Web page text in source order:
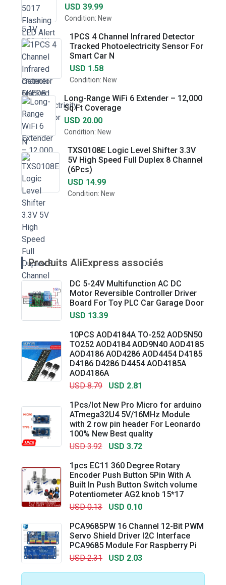
USD 39.99
Condition: New
1PCS 4 Channel Infrared Detector
Tracked Photoelectricity Sensor For
Smart Car N
USD 1.58
Condition: New
Long-Range WiFi 6 Extender – 12,000
Sq Ft Coverage
USD 20.00
Condition: New
TXS0108E Logic Level Shifter 3.3V
5V High Speed Full Duplex 8 Channel
(6Pcs)
USD 14.99
Condition: New
Produits AliExpress associés
DC 5-24V Multifunction AC DC
Motor Reversible Controller Driver
Board For Toy PLC Car Garage Door
USD 13.39
10PCS AOD4184A TO-252 AOD5N50
TO252 AOD4184 AOD9N40 AOD4185
AOD4186 AOD4286 AOD4454 D4185
D4186 D4286 D4454 AOD4185A
AOD4186A
USD 8.79
USD 2.81
1Pcs/lot New Pro Micro for arduino
ATmega32U4 5V/16MHz Module
with 2 row pin header For Leonardo
100% New Best quality
USD 3.92
USD 3.72
1pcs EC11 360 Degree Rotary
Encoder Push Button 5Pin With A
Built In Push Button Switch volume
Potentiometer AG2 knob 15*17
USD 0.13
USD 0.10
PCA9685PW 16 Channel 12-Bit PWM
Servo Shield Driver I2C Interface
PCA9685 Module For Raspberry Pi
USD 2.31
USD 2.03